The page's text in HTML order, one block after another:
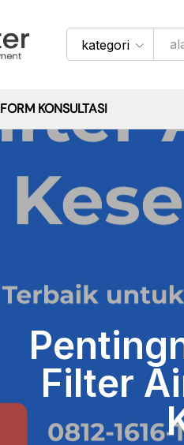
kategori
FORM KONSULTASI
Filter